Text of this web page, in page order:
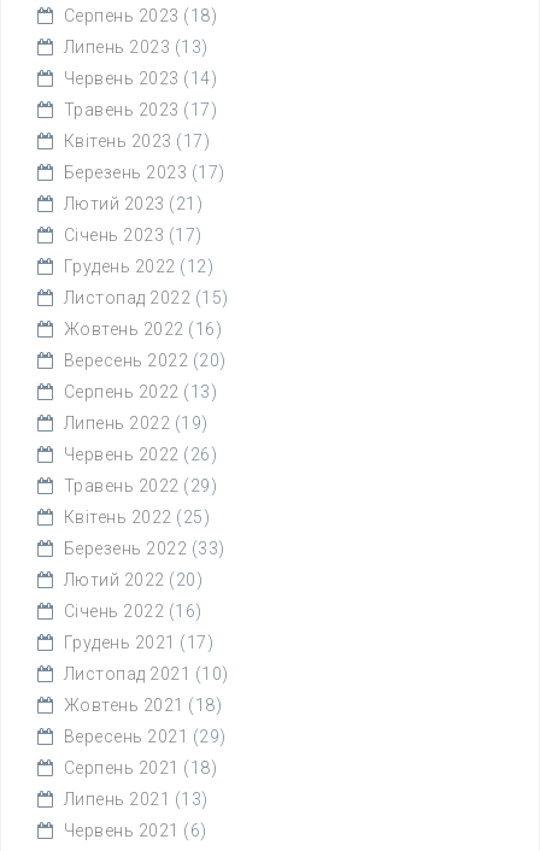
Серпень 2023 (18)
Липень 2023 (13)
Червень 2023 (14)
Травень 2023 (17)
Квітень 2023 (17)
Березень 2023 (17)
Лютий 2023 (21)
Січень 2023 (17)
Грудень 2022 (12)
Листопад 2022 (15)
Жовтень 2022 (16)
Вересень 2022 (20)
Серпень 2022 (13)
Липень 2022 (19)
Червень 2022 (26)
Травень 2022 (29)
Квітень 2022 (25)
Березень 2022 (33)
Лютий 2022 (20)
Січень 2022 (16)
Грудень 2021 (17)
Листопад 2021 (10)
Жовтень 2021 (18)
Вересень 2021 (29)
Серпень 2021 (18)
Липень 2021 (13)
Червень 2021 (6)